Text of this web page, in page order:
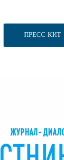
ПРЕСС-КИТ